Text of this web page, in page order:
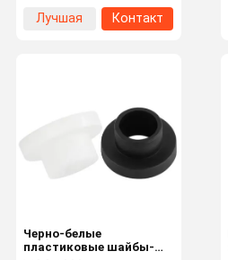
Лучшая
Контакт
Черно-белые
пластиковые шайбы-